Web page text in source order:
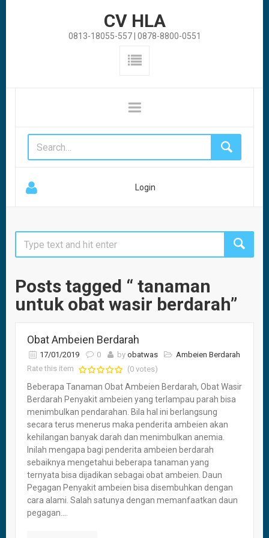
CV HLA
0813-18055-557 | 0878-8800-0551
Login
Posts tagged “ tanaman
untuk obat wasir berdarah”
Obat Ambeien Berdarah
17/01/2019 0 by obatwas
Ambeien Berdarah
Rate this item
(0 votes)
Beberapa Tanaman Obat Ambeien Berdarah, Obat Wasir
Berdarah Penyakit ambeien yang terlampau parah bisa
menimbulkan pendarahan. Bila hal ini berlangsung
secara terus menerus maka penderita ambeien akan
kehilangan banyak darah dan menimbulkan anemia.
Inilah mengapa bagi penderita ambeien berdarah
sebaiknya mengetahui beberapa tanaman yang
ternyata bisa dijadikan sebagai obat ambeien. Daun
Pegagan Penyakit ambeien bisa disembuhkan dengan
cara alami. Salah satunya dengan memanfaatkan daun
pegagan....